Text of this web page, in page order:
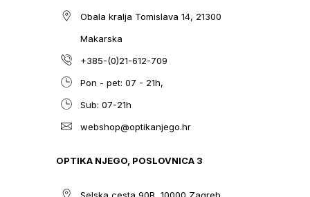
Obala kralja Tomislava 14, 21300
Makarska
+385-(0)21-612-709
Pon - pet: 07 - 21h,
Sub: 07-21h
webshop@optikanjego.hr
OPTIKA NJEGO, POSLOVNICA 3